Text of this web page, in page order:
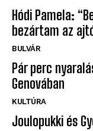
Hódi Pamela:
bezártam az
BULVÁR
Pár perc
Genovában
KULTÚRA
Joulopukki és